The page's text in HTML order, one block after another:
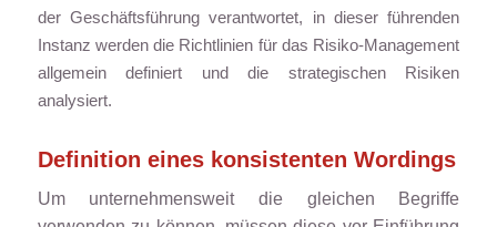
der Geschäftsführung verantwortet, in dieser führenden
Instanz werden die Richtlinien für das Risiko-Management
allgemein definiert und die strategischen Risiken
analysiert.
Definition eines konsistenten Wordings
Um unternehmensweit die gleichen Begriffe